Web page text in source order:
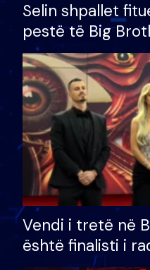
Selin shpallet
pestë të Big
çmimin e madh
Vendi i tretë në
është finalisti i